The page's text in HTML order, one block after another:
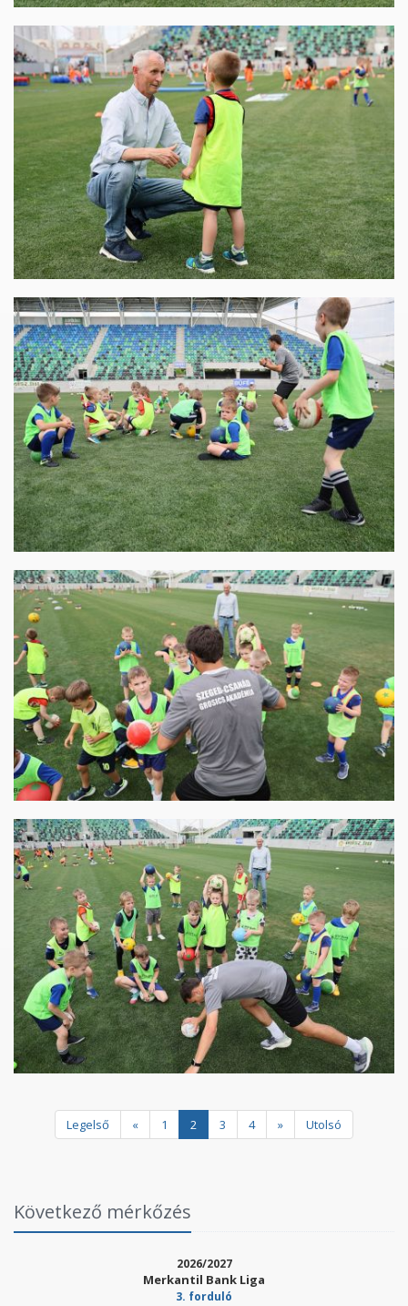
Legelső « 1 2 3 4 » Utolsó
Következő mérkőzés
2026/2027
Merkantil Bank Liga
3. forduló